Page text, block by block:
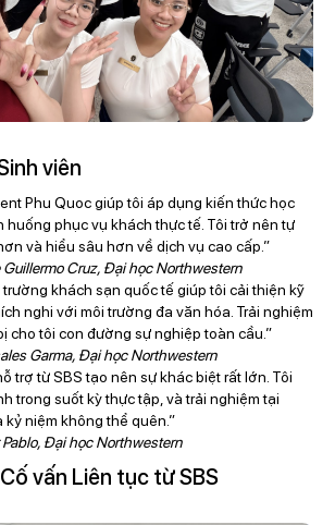
viên
Phu Quoc giúp tôi áp dụng kiến thức học
huống phục vụ khách thực tế. Tôi trở nên tự
và hiểu sâu hơn về dịch vụ cao cấp.”
Cruz, Đại học Northwestern
trường khách sạn quốc tế giúp tôi cải thiện kỹ
nghi với môi trường đa văn hóa. Trải nghiệm
cho tôi con đường sự nghiệp toàn cầu.”
Garma, Đại học Northwestern
trợ từ SBS tạo nên sự khác biệt rất lớn. Tôi
trong suốt kỳ thực tập, và trải nghiệm tại
kỷ niệm không thể quên.”
Đại học Northwestern
vấn Liên tục từ SBS